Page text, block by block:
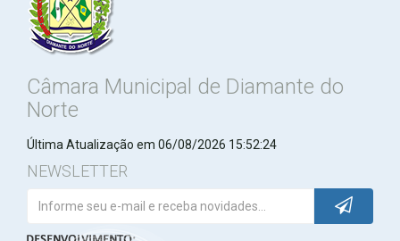
Câmara Municipal de Diamante do
Norte
Última Atualização em 06/08/2026 15:52:24
NEWSLETTER